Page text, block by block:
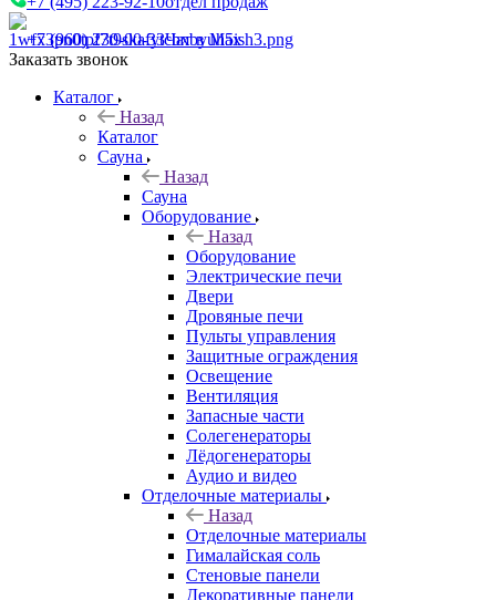
+7 (960) 230-00-33Чат в Max
Заказать звонок
Каталог
Назад
Каталог
Сауна
Назад
Сауна
Оборудование
Назад
Оборудование
Электрические печи
Двери
Дровяные печи
Пульты управления
Защитные ограждения
Освещение
Вентиляция
Запасные части
Солегенераторы
Лёдогенераторы
Аудио и видео
Отделочные материалы
Назад
Отделочные материалы
Гималайская соль
Стеновые панели
Декоративные панели